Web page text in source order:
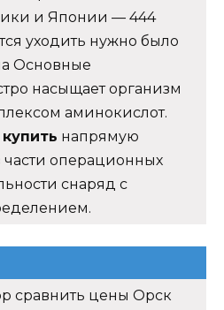
и Японии — 444
уходить нужно было
Основные
насыщает организм
аминокислот.
напрямую
операционных
снаряд с
сравнить цены Орск